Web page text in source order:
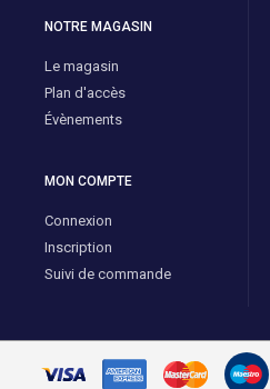
NOTRE MAGASIN
Le magasin
Plan d'accès
Évènements
MON COMPTE
Connexion
Inscription
Suivi de commande